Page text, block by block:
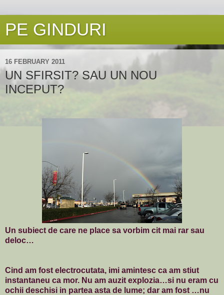
PE GINDURI
16 FEBRUARY 2011
UN SFIRSIT? SAU UN NOU
INCEPUT?
Un subiect de care ne place sa vorbim cit mai rar sau
deloc…
Cind am fost electrocutata, imi amintesc ca am stiut
instantaneu ca mor. Nu am auzit explozia…si nu eram cu
ochii deschisi in partea asta de lume; dar am fost …nu